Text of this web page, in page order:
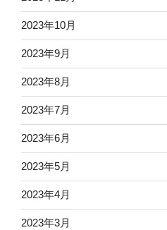
2023年10月
2023年9月
2023年8月
2023年7月
2023年6月
2023年5月
2023年4月
2023年3月